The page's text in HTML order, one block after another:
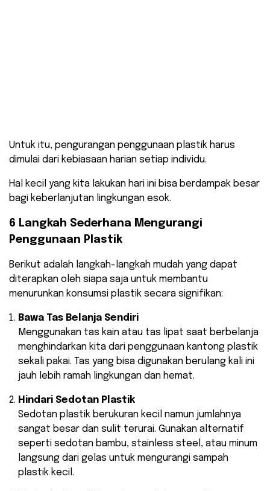
Untuk itu, pengurangan penggunaan plastik harus
dimulai dari kebiasaan harian setiap individu.
Hal kecil yang kita lakukan hari ini bisa berdampak besar
bagi keberlanjutan lingkungan esok.
6 Langkah Sederhana Mengurangi
Penggunaan Plastik
Berikut adalah langkah-langkah mudah yang dapat
diterapkan oleh siapa saja untuk membantu
menurunkan konsumsi plastik secara signifikan:
Bawa Tas Belanja Sendiri
Menggunakan tas kain atau tas lipat saat berbelanja
menghindarkan kita dari penggunaan kantong plastik
sekali pakai. Tas yang bisa digunakan berulang kali ini
jauh lebih ramah lingkungan dan hemat.
Hindari Sedotan Plastik
Sedotan plastik berukuran kecil namun jumlahnya
sangat besar dan sulit terurai. Gunakan alternatif
seperti sedotan bambu, stainless steel, atau minum
langsung dari gelas untuk mengurangi sampah
plastik kecil.